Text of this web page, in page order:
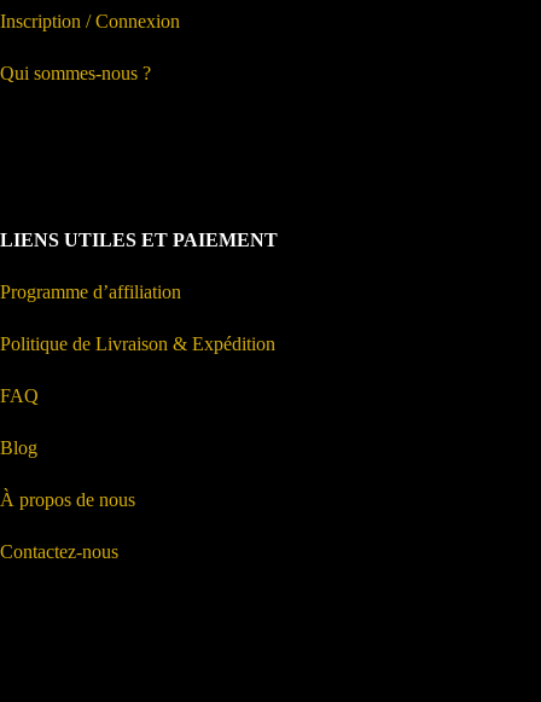
Inscription / Connexion
Qui sommes-nous ?
LIENS UTILES ET PAIEMENT
Programme d’affiliation
Politique de Livraison & Expédition
FAQ
Blog
À propos de nous
Contactez-nous